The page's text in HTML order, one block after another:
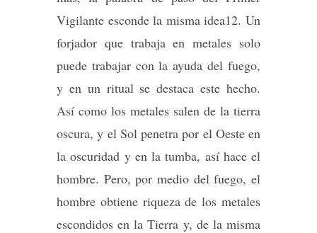
Vigilante esconde la misma idea12. Un
forjador que trabaja en metales solo
puede trabajar con la ayuda del fuego,
y en un ritual se destaca este hecho.
Así como los metales salen de la tierra
oscura, y el Sol penetra por el Oeste en
la oscuridad y en la tumba, así hace el
hombre. Pero, por medio del fuego, el
hombre obtiene riqueza de los metales
escondidos en la Tierra y, de la misma